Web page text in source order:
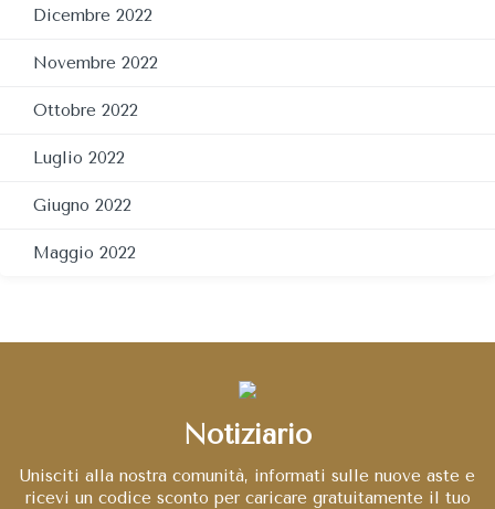
Dicembre 2022
Novembre 2022
Ottobre 2022
Luglio 2022
Giugno 2022
Maggio 2022
Notiziario
Unisciti alla nostra comunità, informati sulle nuove aste e
ricevi un codice sconto per caricare gratuitamente il tuo